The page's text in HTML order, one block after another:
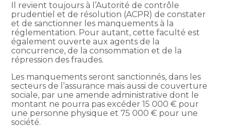
Il revient toujours à l’Autorité de contrôle
prudentiel et de résolution (ACPR) de constater
et de sanctionner les manquements à la
réglementation. Pour autant, cette faculté est
également ouverte aux agents de la
concurrence, de la consommation et de la
répression des fraudes.
Les manquements seront sanctionnés, dans les
secteurs de l’assurance mais aussi de couverture
sociale, par une amende administrative dont le
montant ne pourra pas excéder 15 000 € pour
une personne physique et 75 000 € pour une
société.